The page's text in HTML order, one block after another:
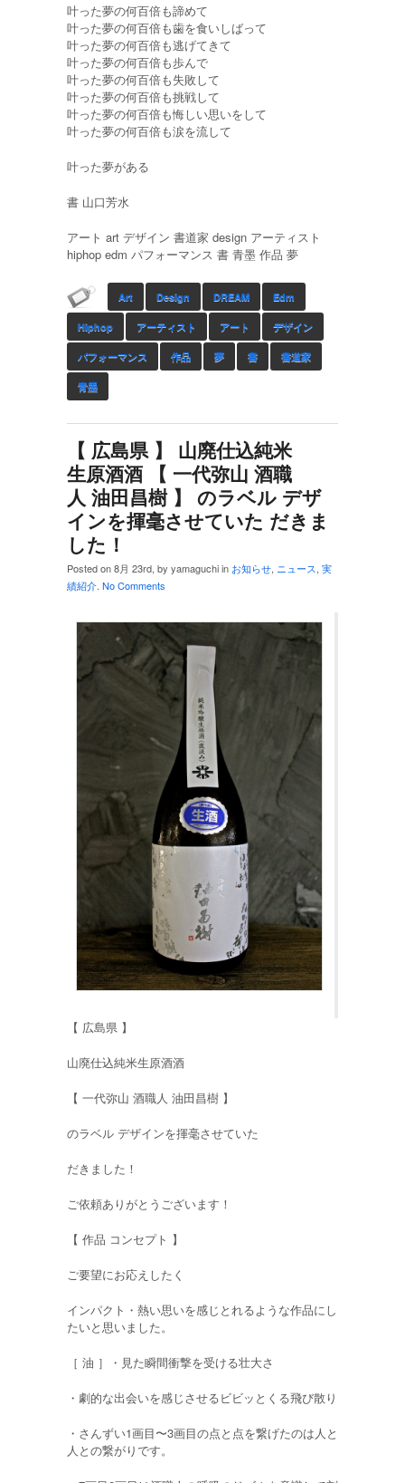
叶った夢の何百倍も諦めて
叶った夢の何百倍も歯を食いしばって
叶った夢の何百倍も逃げてきて
叶った夢の何百倍も歩んで
叶った夢の何百倍も失敗して
叶った夢の何百倍も挑戦して
叶った夢の何百倍も悔しい思いをして
叶った夢の何百倍も涙を流して
叶った夢がある
書 山口芳水
アート art デザイン 書道家 design アーティスト
hiphop edm パフォーマンス 書 青墨 作品 夢
Art Design DREAM Edm
Hiphop アーティスト アート デザイン
パフォーマンス 作品 夢 書 書道家
青墨
【 広島県 】 山廃仕込純米
生原酒酒 【 一代弥山 酒職
人 油田昌樹 】 のラベル デザ
インを揮毫させていた だきま
した！
Posted on 8月 23rd, by yamaguchi in お知らせ, ニュース, 実
績紹介. No Comments
【 広島県 】
山廃仕込純米生原酒酒
【 一代弥山 酒職人 油田昌樹 】
のラベル デザインを揮毫させていた
だきました！
ご依頼ありがとうございます！
【 作品 コンセプト 】
ご要望にお応えしたく
インパクト・熱い思いを感じとれるような作品にし
たいと思いました。
［ 油 ］・見た瞬間衝撃を受ける壮大さ
・劇的な出会いを感じさせるビビッとくる飛び散り
・さんずい1画目〜3画目の点と点を繋げたのは人と
人との繋がりです。